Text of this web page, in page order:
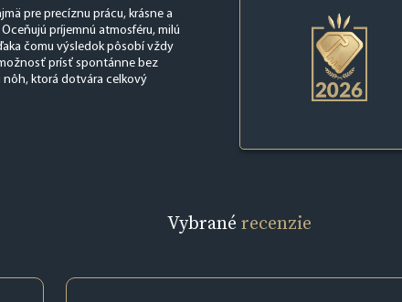
pre precíznu prácu, krásne a
príjemnú atmosféru, milú
čomu výsledok pôsobí vždy
prísť spontánne bez
nôh, ktorá dotvára celkový
Vybrané recenzie